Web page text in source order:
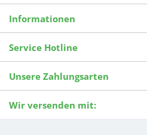
Informationen
Service Hotline
Unsere Zahlungsarten
Wir versenden mit: